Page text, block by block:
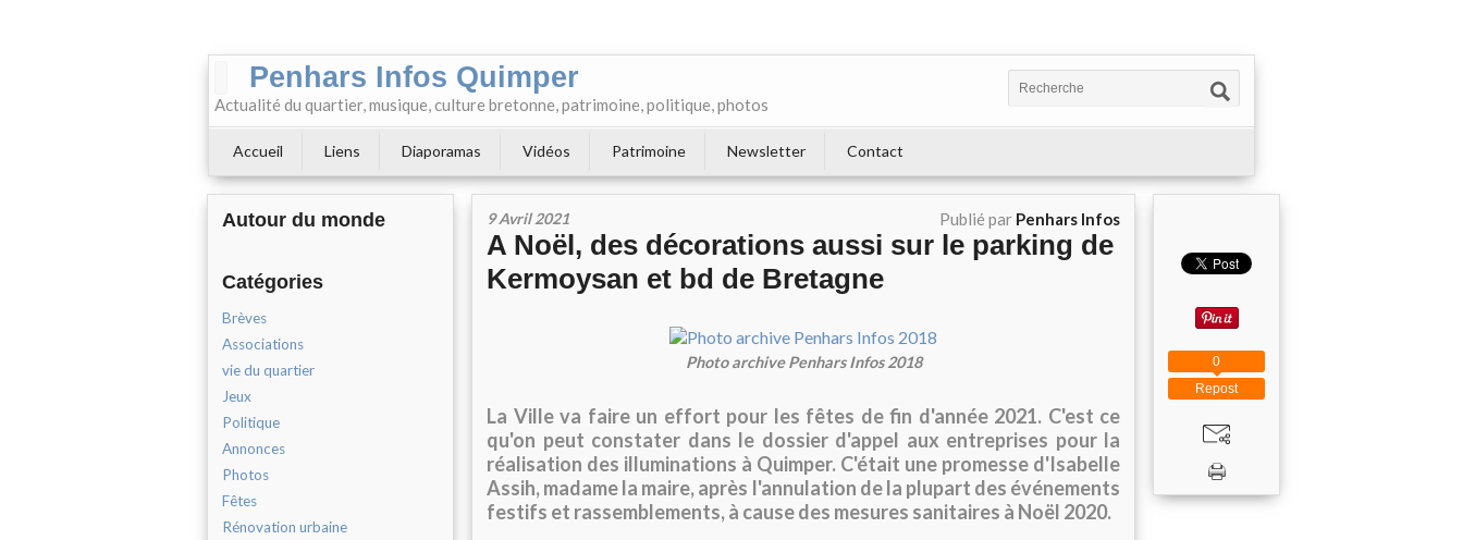
Penhars Infos Quimper
Actualité du quartier, musique, culture bretonne, patrimoine, politique, photos
Accueil Liens Diaporamas Vidéos Patrimoine Newsletter Contact
Autour du monde
Catégories
Brèves
Associations
vie du quartier
Jeux
Politique
Annonces
Photos
Fêtes
Rénovation urbaine
9 Avril 2021 Publié par Penhars Infos
A Noël, des décorations aussi sur le parking de
Kermoysan et bd de Bretagne
Photo archive Penhars Infos 2018
La Ville va faire un effort pour les fêtes de fin d'année 2021. C'est ce
qu'on peut constater dans le dossier d'appel aux entreprises pour la
réalisation des illuminations à Quimper. C'était une promesse d'Isabelle
Assih, madame la maire, après l'annulation de la plupart des événements
festifs et rassemblements, à cause des mesures sanitaires à Noël 2020.
Repost
0